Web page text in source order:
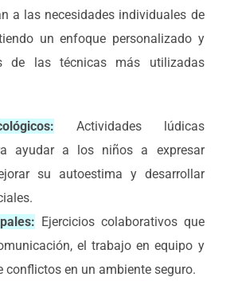
a las necesidades individuales de
un enfoque personalizado y
de las técnicas más utilizadas
Actividades lúdicas
ayudar a los niños a expresar
su autoestima y desarrollar
Ejercicios colaborativos que
el trabajo en equipo y
conflictos en un ambiente seguro.